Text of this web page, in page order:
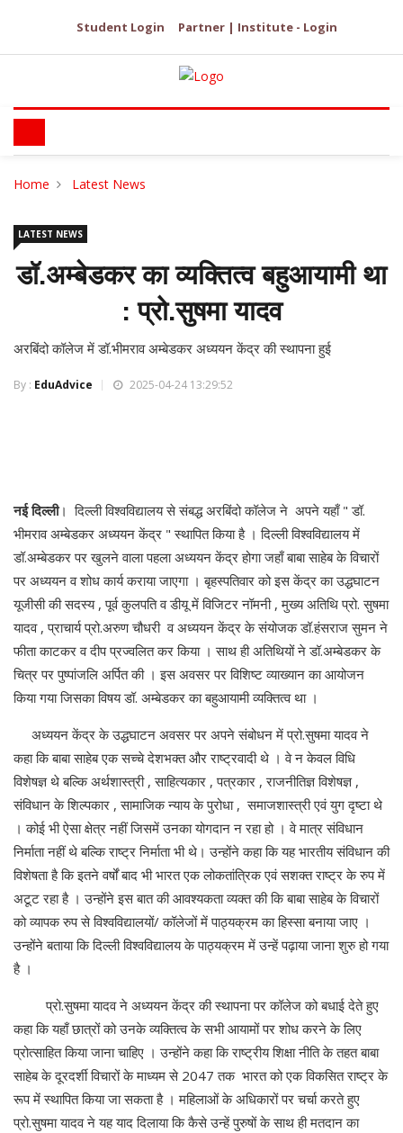
Student Login Partner | Institute - Login
Home Latest News
LATEST NEWS
डॉ.अम्बेडकर का व्यक्तित्व बहुआयामी था
: प्रो.सुषमा यादव
अरबिंदो कॉलेज में डॉ.भीमराव अम्बेडकर अध्ययन केंद्र की स्थापना हुई
By : EduAdvice 2025-04-24 13:29:52
नई दिल्ली। दिल्ली विश्वविद्यालय से संबद्ध अरबिंदो कॉलेज ने अपने यहाँ " डॉ.
भीमराव अम्बेडकर अध्ययन केंद्र " स्थापित किया है । दिल्ली विश्वविद्यालय में
डॉ.अम्बेडकर पर खुलने वाला पहला अध्ययन केंद्र होगा जहाँ बाबा साहेब के विचारों
पर अध्ययन व शोध कार्य कराया जाएगा । बृहस्पतिवार को इस केंद्र का उद्धघाटन
यूजीसी की सदस्य , पूर्व कुलपति व डीयू में विजिटर नॉमनी , मुख्य अतिथि प्रो. सुषमा
यादव , प्राचार्य प्रो.अरुण चौधरी व अध्ययन केंद्र के संयोजक डॉ.हंसराज सुमन ने
फीता काटकर व दीप प्रज्वलित कर किया । साथ ही अतिथियों ने डॉ.अम्बेडकर के
चित्र पर पुष्पांजलि अर्पित की । इस अवसर पर विशिष्ट व्याख्यान का आयोजन
किया गया जिसका विषय डॉ. अम्बेडकर का बहुआयामी व्यक्तित्व था ।
अध्ययन केंद्र के उद्धघाटन अवसर पर अपने संबोधन में प्रो.सुषमा यादव ने
कहा कि बाबा साहेब एक सच्चे देशभक्त और राष्ट्रवादी थे । वे न केवल विधि
विशेषज्ञ थे बल्कि अर्थशास्त्री , साहित्यकार , पत्रकार , राजनीतिज्ञ विशेषज्ञ ,
संविधान के शिल्पकार , सामाजिक न्याय के पुरोधा , समाजशास्त्री एवं युग दृष्टा थे
। कोई भी ऐसा क्षेत्र नहीं जिसमें उनका योगदान न रहा हो । वे मात्र संविधान
निर्माता नहीं थे बल्कि राष्ट्र निर्माता भी थे। उन्होंने कहा कि यह भारतीय संविधान की
विशेषता है कि इतने वर्षों बाद भी भारत एक लोकतांत्रिक एवं सशक्त राष्ट्र के रुप में
अटूट रहा है । उन्होंने इस बात की आवश्यकता व्यक्त की कि बाबा साहेब के विचारों
को व्यापक रुप से विश्वविद्यालयों/ कॉलेजों में पाठ्यक्रम का हिस्सा बनाया जाए ।
उन्होंने बताया कि दिल्ली विश्वविद्यालय के पाठ्यक्रम में उन्हें पढ़ाया जाना शुरु हो गया
है ।
प्रो.सुषमा यादव ने अध्ययन केंद्र की स्थापना पर कॉलेज को बधाई देते हुए
कहा कि यहाँ छात्रों को उनके व्यक्तित्व के सभी आयामों पर शोध करने के लिए
प्रोत्साहित किया जाना चाहिए । उन्होंने कहा कि राष्ट्रीय शिक्षा नीति के तहत बाबा
साहेब के दूरदर्शी विचारों के माध्यम से 2047 तक भारत को एक विकसित राष्ट्र के
रूप में स्थापित किया जा सकता है । महिलाओं के अधिकारों पर चर्चा करते हुए
प्रो.सुषमा यादव ने यह याद दिलाया कि कैसे उन्हें पुरुषों के साथ ही मतदान का